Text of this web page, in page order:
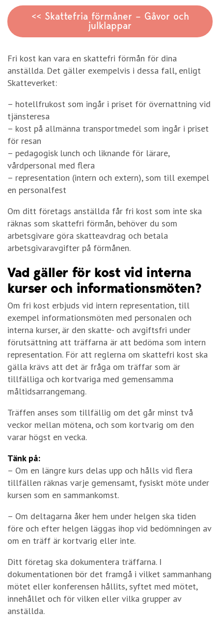
<< Skattefria förmåner – Gåvor och
julklappar
Fri kost kan vara en skattefri förmån för dina
anställda. Det gäller exempelvis i dessa fall, enligt
Skatteverket:
– hotellfrukost som ingår i priset för övernattning vid
tjänsteresa
– kost på allmänna transportmedel som ingår i priset
för resan
– pedagogisk lunch och liknande för lärare,
vårdpersonal med flera
– representation (intern och extern), som till exempel
en personalfest
Om ditt företags anställda får fri kost som inte ska
räknas som skattefri förmån, behöver du som
arbetsgivare göra skatteavdrag och betala
arbetsgivaravgifter på förmånen.
Vad gäller för kost vid interna
kurser och informationsmöten?
Om fri kost erbjuds vid intern representation, till
exempel informationsmöten med personalen och
interna kurser, är den skatte- och avgiftsfri under
förutsättning att träffarna är att bedöma som intern
representation. För att reglerna om skattefri kost ska
gälla krävs att det är fråga om träffar som är
tillfälliga och kortvariga med gemensamma
måltidsarrangemang.
Träffen anses som tillfällig om det går minst två
veckor mellan mötena, och som kortvarig om den
varar högst en vecka.
Tänk på:
– Om en längre kurs delas upp och hålls vid flera
tillfällen räknas varje gemensamt, fysiskt möte under
kursen som en sammankomst.
– Om deltagarna åker hem under helgen ska tiden
före och efter helgen läggas ihop vid bedömningen av
om en träff är kortvarig eller inte.
Ditt företag ska dokumentera träffarna. I
dokumentationen bör det framgå i vilket sammanhang
mötet eller konferensen hållits, syftet med mötet,
innehållet och för vilken eller vilka grupper av
anställda.